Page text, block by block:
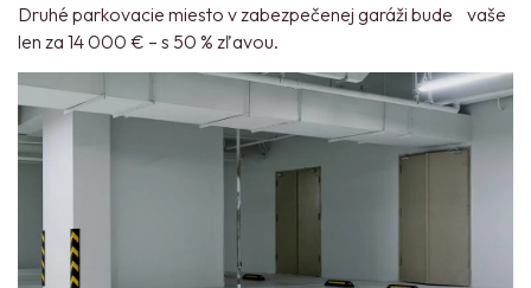
Druhé parkovacie miesto v zabezpečenej garáži bude vaše
len za 14 000 € – s 50 % zľavou.